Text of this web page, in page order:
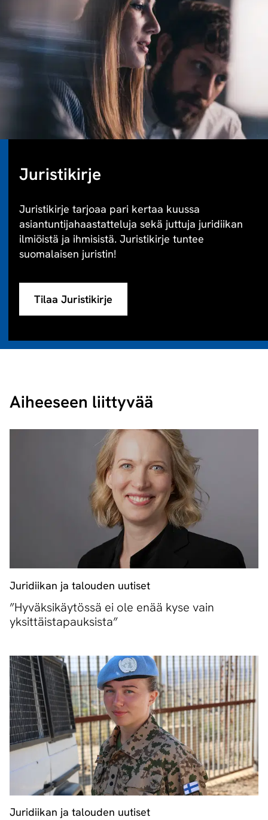
Juristikirje
Juristikirje tarjoaa pari kertaa kuussa
asiantuntijahaastatteluja sekä juttuja juridiikan
ilmiöistä ja ihmisistä. Juristikirje tuntee
suomalaisen juristin!
Tilaa Juristikirje
Aiheeseen liittyvää
Juridiikan ja talouden uutiset
”Hyväksikäytössä ei ole enää kyse vain
yksittäistapauksista”
Juridiikan ja talouden uutiset